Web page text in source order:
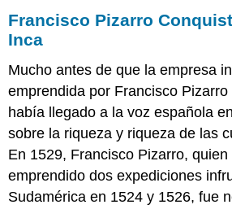
Francisco Pizarro
Inca
Mucho antes de que la empresa
emprendida por Francisco
había llegado a la voz española
sobre la riqueza y riqueza de las
En 1529, Francisco Pizarro,
emprendido dos expediciones
Sudamérica en 1524 y 1526, fue